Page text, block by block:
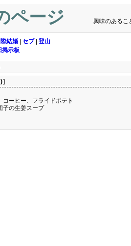
ページ 興味のあるこ
際結婚 セブ| 登山
掲示板
］
ーヒー、フライドポテト
子の生姜スープ